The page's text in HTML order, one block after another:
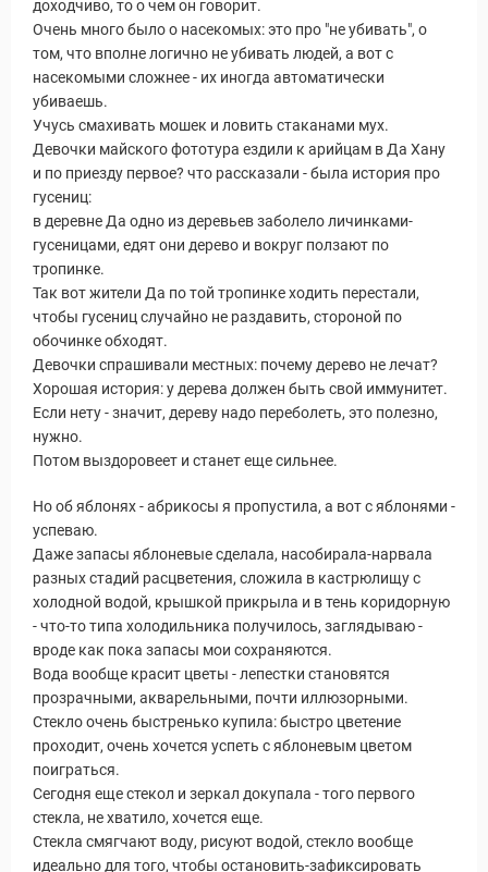
доходчиво, то о чем он говорит.
Очень много было о насекомых: это про "не убивать", о
том, что вполне логично не убивать людей, а вот с
насекомыми сложнее - их иногда автоматически
убиваешь.
Учусь смахивать мошек и ловить стаканами мух.
Девочки майского фототура ездили к арийцам в Да Хану
и по приезду первое? что рассказали - была история про
гусениц:
в деревне Да одно из деревьев заболело личинками-
гусеницами, едят они дерево и вокруг ползают по
тропинке.
Так вот жители Да по той тропинке ходить перестали,
чтобы гусениц случайно не раздавить, стороной по
обочинке обходят.
Девочки спрашивали местных: почему дерево не лечат?
Хорошая история: у дерева должен быть свой иммунитет.
Если нету - значит, дереву надо переболеть, это полезно,
нужно.
Потом выздоровеет и станет еще сильнее.
Но об яблонях - абрикосы я пропустила, а вот с яблонями -
успеваю.
Даже запасы яблоневые сделала, насобирала-нарвала
разных стадий расцветения, сложила в кастрюлищу с
холодной водой, крышкой прикрыла и в тень коридорную
- что-то типа холодильника получилось, заглядываю -
вроде как пока запасы мои сохраняются.
Вода вообще красит цветы - лепестки становятся
прозрачными, акварельными, почти иллюзорными.
Стекло очень быстренько купила: быстро цветение
проходит, очень хочется успеть с яблоневым цветом
поиграться.
Сегодня еще стекол и зеркал докупала - того первого
стекла, не хватило, хочется еще.
Стекла смягчают воду, рисуют водой, стекло вообще
идеально для того, чтобы остановить-зафиксировать